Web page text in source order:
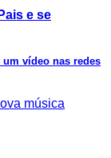
e se
vídeo nas redes